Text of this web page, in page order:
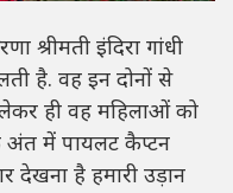
श्रीमती इंदिरा गांधी
है. वह इन दोनों से
लेकर ही वह महिलाओं को
अंत में पायलट कैप्टन
देखना है हमारी उड़ान